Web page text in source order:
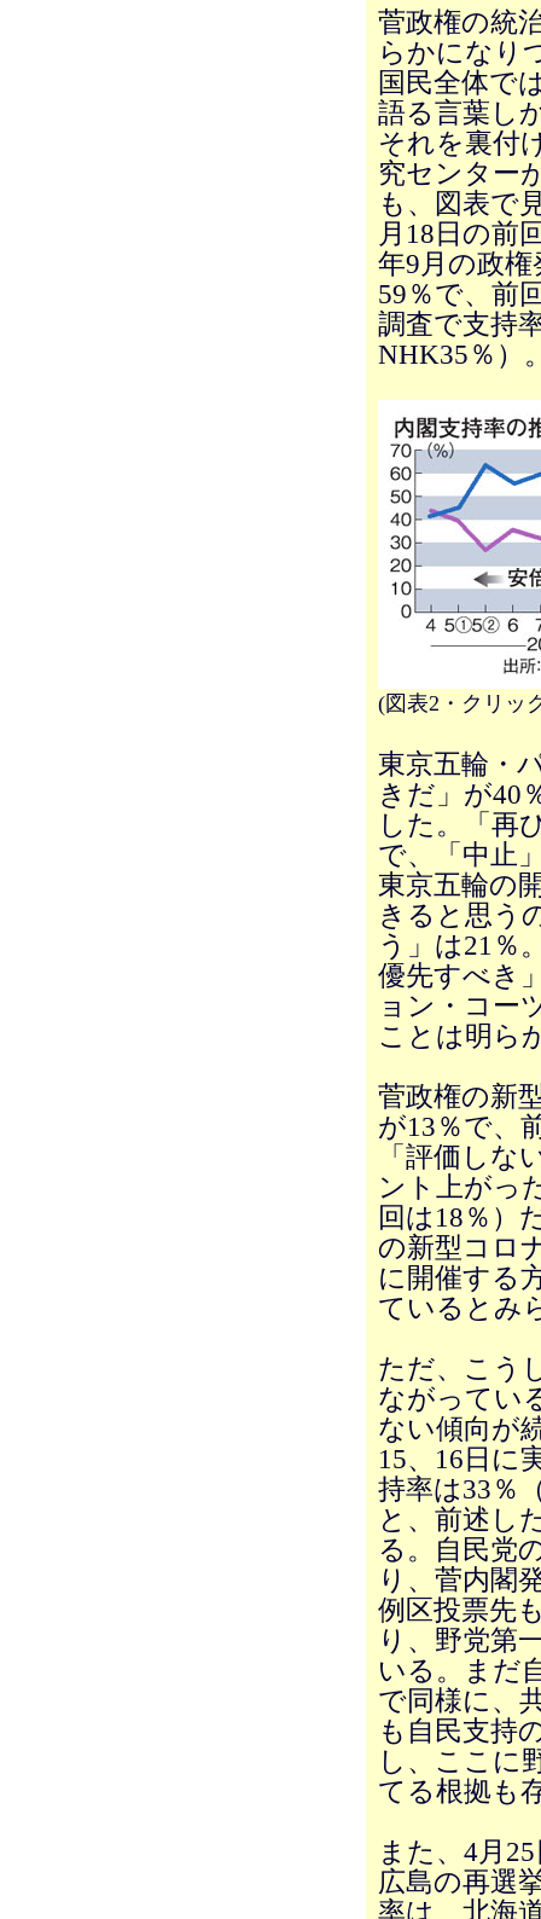
菅政権の統
らかになり
国民全体で
語る言葉し
それを裏付
究センター
も、図表で
月18日の前
年9月の政
59％で、前
調査で支持
NHK35％）
(図表2・クリッ
東京五輪・
きだ」が40
した。「再
で、「中止
東京五輪の
きると思う
う」は21％
優先すべき
ョン・コー
ことは明ら
菅政権の新
が13％で、
「評価しな
ント上がっ
回は18％）
の新型コロ
に開催する
ているとみ
ただ、こう
ながってい
ない傾向が
15、16日に
持率は33％
と、前述し
る。自民党
り、菅内閣
例区投票先
り、野党第
いる。まだ
で同様に、
も自民支持
し、ここに
てる根拠も
また、4月
広島の再選
率は、北海